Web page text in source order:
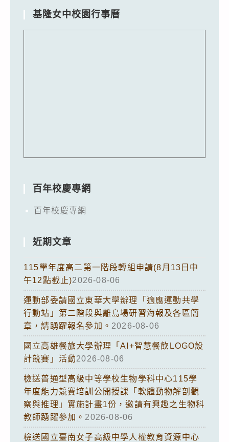
基隆女中校園行事曆
百年校慶專網
百年校慶專網
近期文章
115學年度高二第一階段轉組申請(8月13日中
午12點截止)2026-08-06
運動部委請國立東華大學辦理「適應運動共學
行動站」第二階段與離島場研習海報及各區簡
章，請踴躍報名參加。 2026-08-06
國立高雄餐旅大學辦理「AI+智慧餐飲LOGO設
計競賽」活動2026-08-06
檢送普通型高級中等學校生物學科中心115學
年度能力競賽培訓公開授課「軟體動物解剖觀
察與推理」實施計畫1份，邀請有興趣之生物科
教師踴躍參加。 2026-08-06
檢送國立臺南女子高級中學人權教育資源中心